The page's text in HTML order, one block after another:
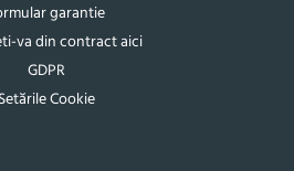
garantie
va din contract aici
GDPR
Setările Cookie